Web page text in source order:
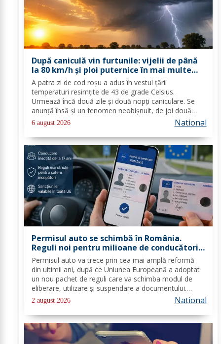
După caniculă vin furtunile: vijelii de până
la 80 km/h și ploi puternice în mai multe
zone
A patra zi de cod roşu a adus în vestul ţării
temperaturi resimţite de 43 de grade Celsius.
Urmează încă două zile şi două nopţi caniculare. Se
anunţă însă şi un fenomen neobişnuit, de joi două
alerte extreme vor fi în vigoare în acelaşi timp în mare
parte din ţară: un cod de caniculă şi unul de...
6 august 2026 National
Permisul auto se schimbă în România.
Reguli noi pentru milioane de conducători
auto
Permisul auto va trece prin cea mai amplă reformă
din ultimii ani, după ce Uniunea Europeană a adoptat
un nou pachet de reguli care va schimba modul de
eliberare, utilizare și suspendare a documentului.
România va trebui să transpună noile prevederi în
legislația națională până în 2028, iar cele...
2 august 2026 National